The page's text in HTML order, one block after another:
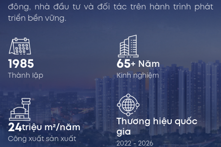
đông, nhà đầu tư và đối tác trên hành trình phát
triển bền vững.
1985
Thành lập
65+ Năm
Kinh nghiệm
24triệu m²/năm
Công xuất sản xuất
Thương hiệu quốc
gia
2022 - 2026